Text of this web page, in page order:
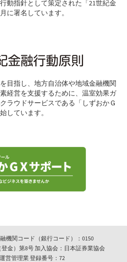
動指針として策定された「21世紀金
に署名しています。
目指し、地方自治体や地域金融機関
経営を支援するために、温室効果ガ
ラウドサービスである「しずおかＧ
しています。
機関コード（銀行コード）：0150
金）第8号 加入協会：日本証券業協会
営管理業 登録番号：72